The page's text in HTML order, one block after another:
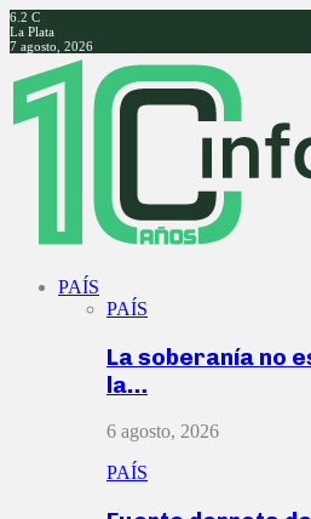
6.2 C
La Plata
7 agosto, 2026
Facebook
Twitter
Instagram
Youtube
PAÍS
PAÍS
La soberanía no
la…
6 agosto, 2026
PAÍS